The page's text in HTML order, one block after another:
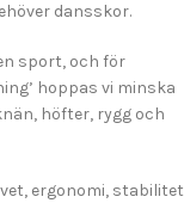
dansskor.
sport, och för
hoppas vi minska
höfter, rygg och
ergonomi, stabilitet